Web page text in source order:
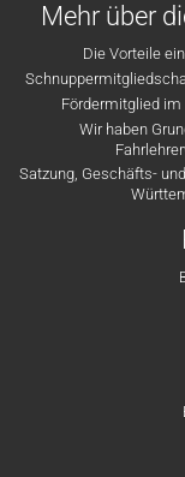
Mehr über
Die Vorteile
Fördermitglied im
Wir haben
Satzung, Geschäfts-